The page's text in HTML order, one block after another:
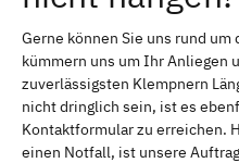
Gerne können Sie uns rund
kümmern uns um Ihr Anliegen
zuverlässigsten Klempnern
nicht dringlich sein, ist es
Kontaktformular zu erreichen.
einen Notfall, ist unsere